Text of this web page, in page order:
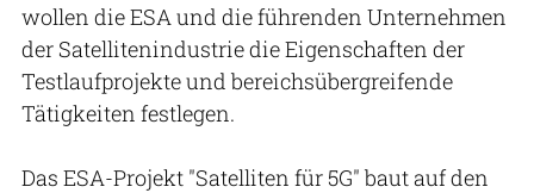
wollen die ESA und die führenden Unternehmen
der Satellitenindustrie die Eigenschaften der
Testlaufprojekte und bereichsübergreifende
Tätigkeiten festlegen.
Das ESA-Projekt "Satelliten für 5G" baut auf den